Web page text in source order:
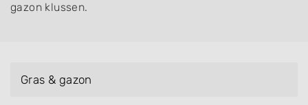
gazon klussen.
Gras & gazon